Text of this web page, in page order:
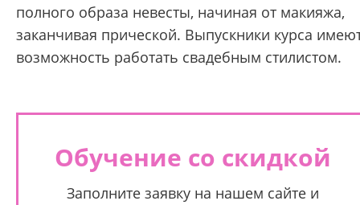
полного образа невесты, начиная от макияжа,
заканчивая прической. Выпускники курса
возможность работать свадебным стилистом.
Обучение со скидкой
Заполните заявку на нашем сайте и